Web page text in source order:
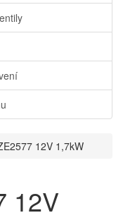
12V 1,7kW
12V